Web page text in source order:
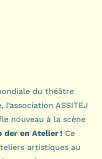
du théâtre
l’association ASSITEJ
nouveau à la scène
der en Atelier ! Ce
artistiques au